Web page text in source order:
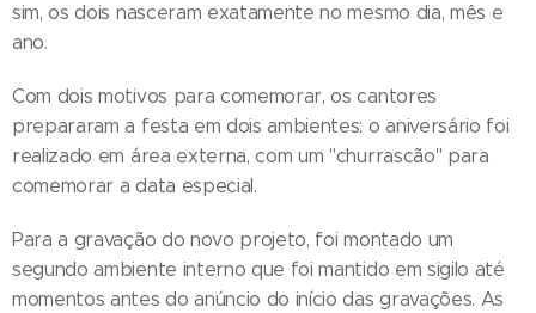
sim, os dois nasceram exatamente no mesmo dia, mês e
ano.
Com dois motivos para comemorar, os cantores
prepararam a festa em dois ambientes: o aniversário foi
realizado em área externa, com um "churrascão" para
comemorar a data especial.
Para a gravação do novo projeto, foi montado um
segundo ambiente interno que foi mantido em sigilo até
momentos antes do anúncio do início das gravações. As